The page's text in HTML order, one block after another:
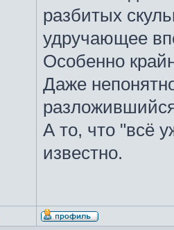
разбитых
удручающее
Особенно
Даже
А то, что "всё
известно.